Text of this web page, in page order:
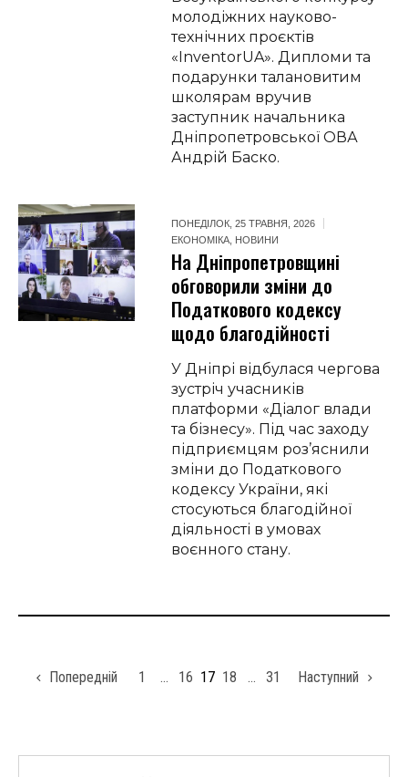
молодіжних науково-
технічних проєктів
«InventorUA». Дипломи та
подарунки талановитим
школярам вручив
заступник начальника
Дніпропетровської ОВА
Андрій Баско.
ПОНЕДІЛОК, 25 ТРАВНЯ, 2026
ЕКОНОМІКА НОВИНИ
На Дніпропетровщині
обговорили зміни до
Податкового кодексу
щодо благодійності
У Дніпрі відбулася чергова
зустріч учасників
платформи «Діалог влади
та бізнесу». Під час заходу
підприємцям роз’яснили
зміни до Податкового
кодексу України, які
стосуються благодійної
діяльності в умовах
воєнного стану.
Попередній 1 … 16 17 18 … 31 Наступний